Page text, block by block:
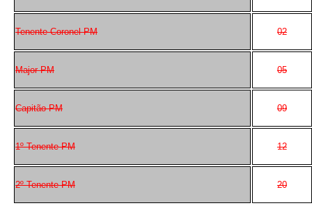
Tenente-Coronel PM 02
Major PM 05
Capitão PM 09
1º Tenente PM 12
2º Tenente PM 20